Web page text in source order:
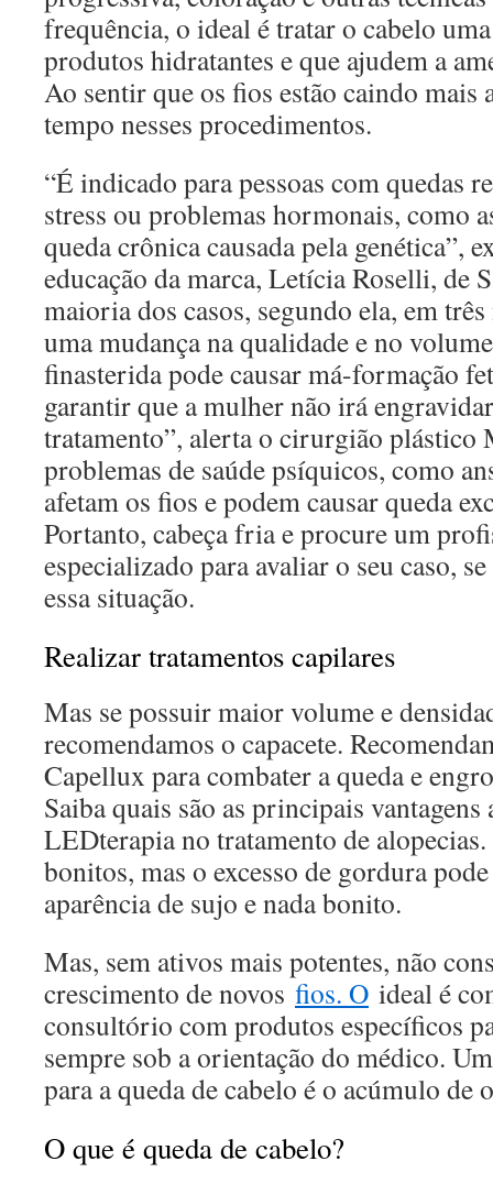
frequência, o ideal é tratar o cabelo
produtos hidratantes e que ajudem a
Ao sentir que os fios estão caindo mais
tempo nesses procedimentos.
“É indicado para pessoas com quedas
stress ou problemas hormonais, como
queda crônica causada pela genética”,
educação da marca, Letícia Roselli, de
maioria dos casos, segundo ela, em
uma mudança na qualidade e no
finasterida pode causar má-formação
garantir que a mulher não irá
tratamento”, alerta o cirurgião plástico
problemas de saúde psíquicos, como
afetam os fios e podem causar queda
Portanto, cabeça fria e procure um
especializado para avaliar o seu caso,
essa situação.
Realizar tratamentos capilares
Mas se possuir maior volume e
recomendamos o capacete.
Capellux para combater a queda e
Saiba quais são as principais vantagens
LEDterapia no tratamento de
bonitos, mas o excesso de gordura
aparência de sujo e nada bonito.
Mas, sem ativos mais potentes, não
crescimento de novos fios. O ideal é
consultório com produtos específicos
sempre sob a orientação do médico.
para a queda de cabelo é o acúmulo de
O que é queda de cabelo?